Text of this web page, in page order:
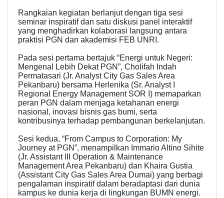
Rangkaian kegiatan berlanjut dengan tiga sesi
seminar inspiratif dan satu diskusi panel interaktif
yang menghadirkan kolaborasi langsung antara
praktisi PGN dan akademisi FEB UNRI.
Pada sesi pertama bertajuk “Energi untuk Negeri:
Mengenal Lebih Dekat PGN”, Cholifah Indah
Permatasari (Jr. Analyst City Gas Sales Area
Pekanbaru) bersama Herlenika (Sr. Analyst I
Regional Energy Management SOR I) memaparkan
peran PGN dalam menjaga ketahanan energi
nasional, inovasi bisnis gas bumi, serta
kontribusinya terhadap pembangunan berkelanjutan.
Sesi kedua, “From Campus to Corporation: My
Journey at PGN”, menampilkan Immario Altino Sihite
(Jr. Assistant III Operation & Maintenance
Management Area Pekanbaru) dan Khaira Gustia
(Assistant City Gas Sales Area Dumai) yang berbagi
pengalaman inspiratif dalam beradaptasi dari dunia
kampus ke dunia kerja di lingkungan BUMN energi.